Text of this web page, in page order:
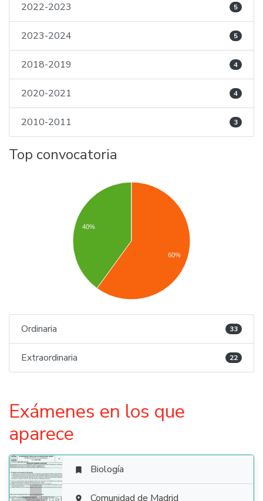
2022-2023 5
2023-2024 5
2018-2019 4
2020-2021 4
2010-2011 3
Top convocatoria
40%
60%
Ordinaria 33
Extraordinaria 22
Exámenes en los que
aparece
 Biología
 Comunidad de Madrid